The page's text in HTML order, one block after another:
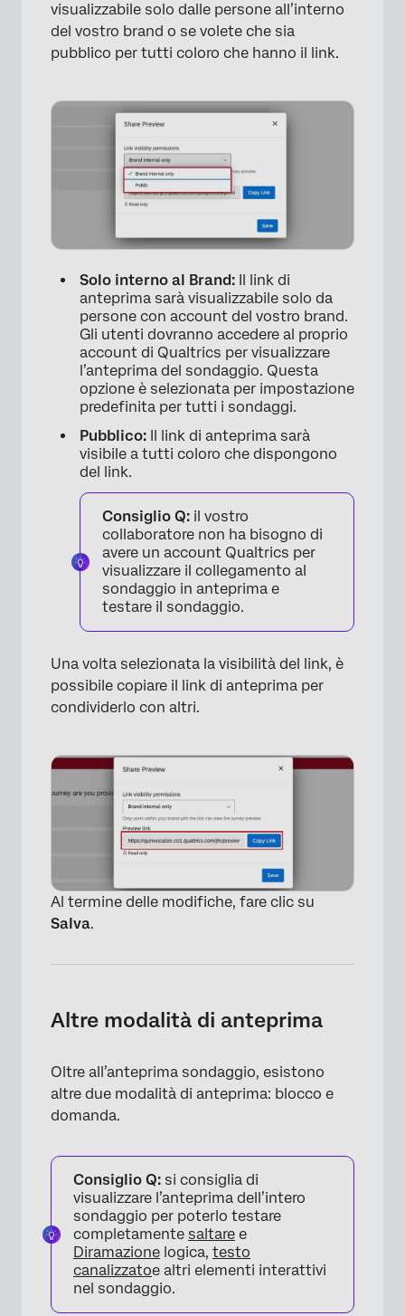
visualizzabile solo dalle persone all’interno
del vostro brand o se volete che sia
pubblico per tutti coloro che hanno il link.
Solo interno al Brand: Il link di
anteprima sarà visualizzabile solo da
persone con account del vostro brand.
Gli utenti dovranno accedere al proprio
account di Qualtrics per visualizzare
l’anteprima del sondaggio. Questa
opzione è selezionata per impostazione
predefinita per tutti i sondaggi.
Pubblico: Il link di anteprima sarà
visibile a tutti coloro che dispongono
del link.
Consiglio Q: il vostro
collaboratore non ha bisogno di
avere un account Qualtrics per
visualizzare il collegamento al
sondaggio in anteprima e
testare il sondaggio.
Una volta selezionata la visibilità del link, è
possibile copiare il link di anteprima per
condividerlo con altri.
Al termine delle modifiche, fare clic su
Salva.
Altre modalità di anteprima
Oltre all’anteprima sondaggio, esistono
altre due modalità di anteprima: blocco e
domanda.
Consiglio Q: si consiglia di
visualizzare l’anteprima dell’intero
sondaggio per poterlo testare
completamente saltare e
Diramazione logica, testo
canalizzatoe altri elementi interattivi
nel sondaggio.